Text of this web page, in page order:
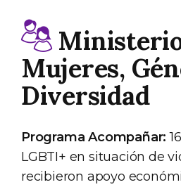
Mujeres,
Diversidad
Programa Acompañar:
LGBTI+ en situación de
recibieron apoyo